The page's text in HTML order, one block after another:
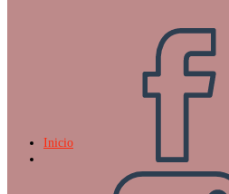
Inicio